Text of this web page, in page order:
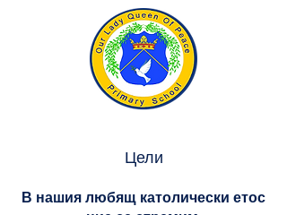
Цели
В нашия любящ католически етос